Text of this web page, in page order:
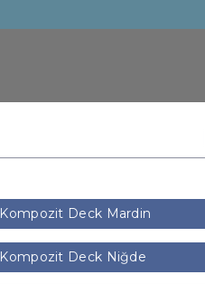
Kompozit Deck Mardin
Kompozit Deck Niğde